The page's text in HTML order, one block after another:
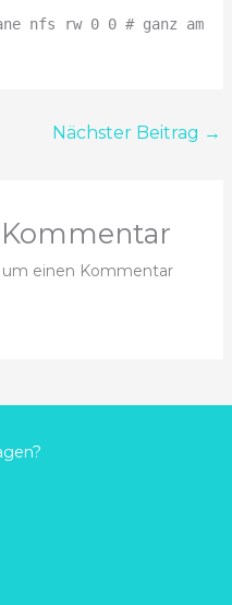
nfs rw 0 0 # ganz am
Nächster Beitrag →
einen Kommentar